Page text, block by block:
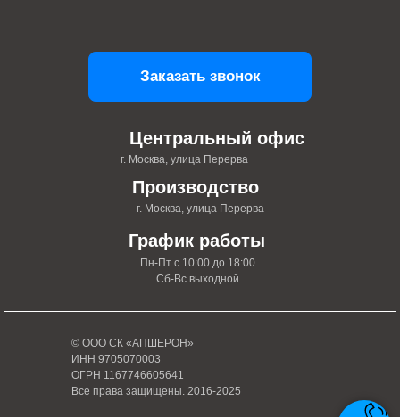
© ООО СК «АПШЕРОН»
ИНН 9705070003
ОГРН 1167746605641
Все права защищены. 2016-2025
Центральный офис
г. Москва, улица Перерва
График работы
Пн-Пт с 10:00 до 18:00
Сб-Вс выходной
Производство
г. Москва, улица Перерва
Заказать звонок